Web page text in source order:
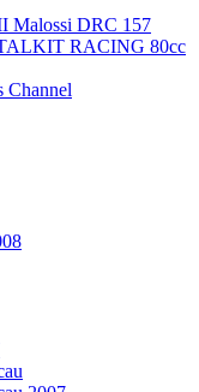
Malossi DRC 157
RACING 80cc
Channel